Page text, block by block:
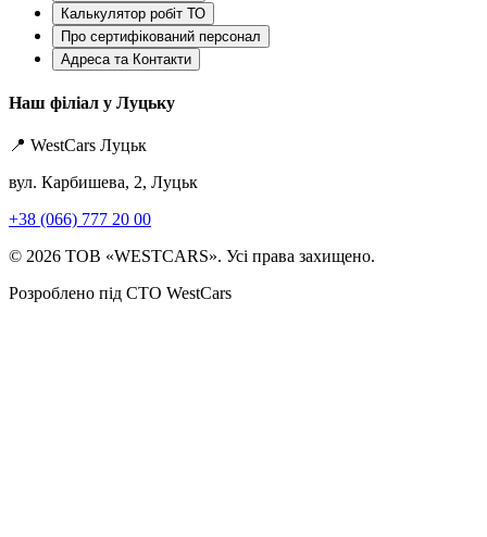
Калькулятор робіт ТО
Про сертифікований персонал
Адреса та Контакти
Наш філіал у Луцьку
📍 WestCars Луцьк
вул. Карбишева, 2, Луцьк
+38 (066) 777 20 00
© 2026 ТОВ «WESTCARS». Усі права захищено.
Розроблено під СТО WestCars